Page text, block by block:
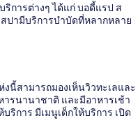
ริการต่างๆ ได้แก่ บอดี้แรป ส
ปามีบริการบำบัดที่หลากหลาย
งนี้สามารถมองเห็นวิวทะเลและ
รนานาชาติ และมีอาหารเช้า
ริการ มีเมนูเด็กให้บริการ เปิด